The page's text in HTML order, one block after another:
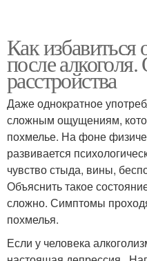
Как избавиться
после
расстройства
Даже однократное
сложным ощущениям,
похмелье. На фоне
развивается
чувство стыда, вины,
Объяснить такое
сложно. Симптомы
похмелья.
Если у человека